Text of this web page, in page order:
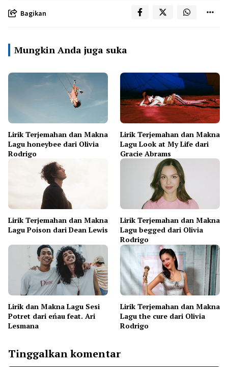
Bagikan
Mungkin Anda juga suka
Lirik Terjemahan dan Makna
Lagu honeybee dari Olivia
Rodrigo
Lirik Terjemahan dan Makna
Lagu Look at My Life dari
Gracie Abrams
Lirik Terjemahan dan Makna
Lagu Poison dari Dean Lewis
Lirik Terjemahan dan Makna
Lagu begged dari Olivia
Rodrigo
Lirik dan Makna Lagu Sesi
Potret dari eńau feat. Ari
Lesmana
Lirik Terjemahan dan Makna
Lagu the cure dari Olivia
Rodrigo
Tinggalkan komentar